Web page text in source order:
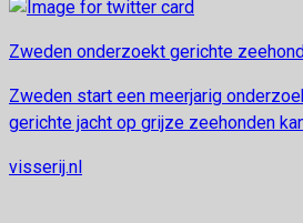
Zweden onderzoekt gerichte
Zweden start een meerjarig
gerichte jacht op grijze zeehonden
visserij.nl